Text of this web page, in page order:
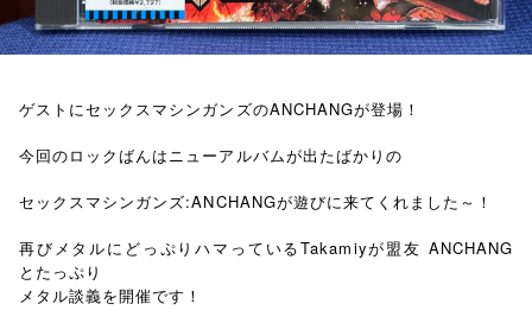
ゲストにセックスマシンガンズのANCHANGが登場！
今回のロックばんはニューアルバムが出たばかりの
セックスマシンガンズ:ANCHANGが遊びに来てくれました～！
再びメタルにどっぷりハマっているTakamiyが盟友 ANCHANG
とたっぷり
メタル談義を開催です！